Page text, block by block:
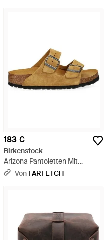
183 €
Birkenstock
Arizona Pantoletten Mit
Weichem Fußbett - Weiß
Von FARFETCH